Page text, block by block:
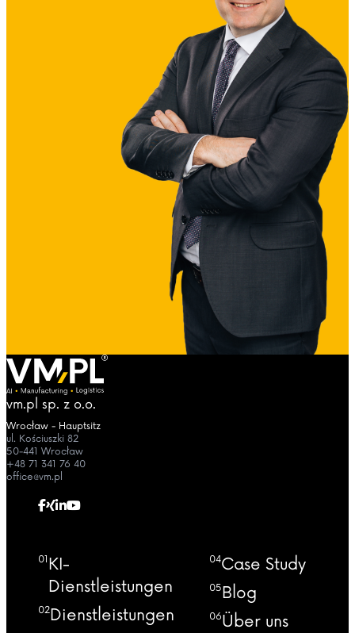
vm.pl sp. z o.o.
Wrocław - Hauptsitz
ul. Kościuszki 82
50-441 Wrocław
+48 71 341 76 40
office@vm.pl
01 KI-
Dienstleistungen
02Dienstleistungen
04Case Study
05Blog
06Über uns